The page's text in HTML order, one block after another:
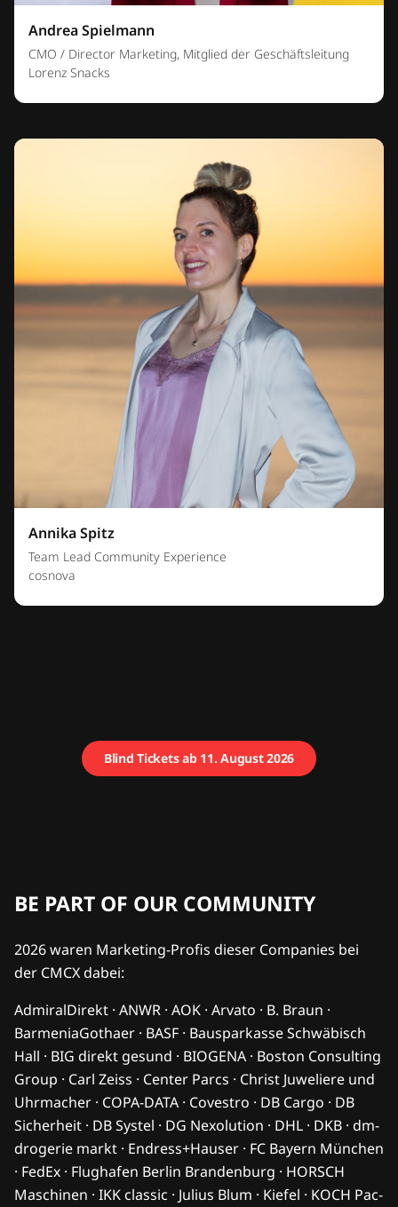
Andrea Spielmann
CMO / Director Marketing, Mitglied der Geschäftsleitung
Lorenz Snacks
Annika Spitz
Team Lead Community Experience
cosnova
Blind Tickets ab 11. August 2026
BE PART OF OUR COMMUNITY
2026 waren Marketing-Profis dieser Companies bei
der CMCX dabei:
AdmiralDirekt · ANWR · AOK · Arvato · B. Braun ·
BarmeniaGothaer · BASF · Bausparkasse Schwäbisch
Hall · BIG direkt gesund · BIOGENA · Boston Consulting
Group · Carl Zeiss · Center Parcs · Christ Juweliere und
Uhrmacher · COPA-DATA · Covestro · DB Cargo · DB
Sicherheit · DB Systel · DG Nexolution · DHL · DKB · dm-
drogerie markt · Endress+Hauser · FC Bayern München
· FedEx · Flughafen Berlin Brandenburg · HORSCH
Maschinen · IKK classic · Julius Blum · Kiefel · KOCH Pac-